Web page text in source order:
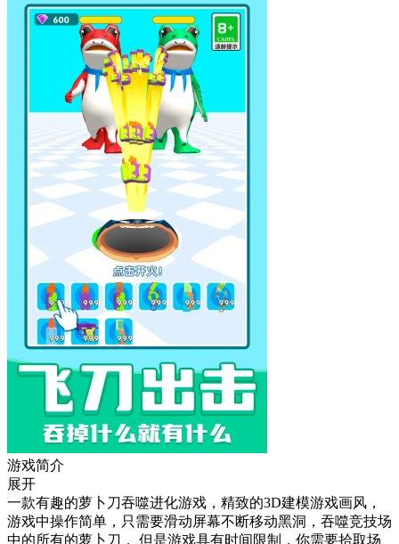
游戏简介
展开
一款有趣的萝卜刀吞噬进化游戏，精致的3D建模游戏画风，
游戏中操作简单，只需要滑动屏幕不断移动黑洞，吞噬竞技场
中的所有的萝卜刀， 但是游戏具有时间限制，你需要拾取场